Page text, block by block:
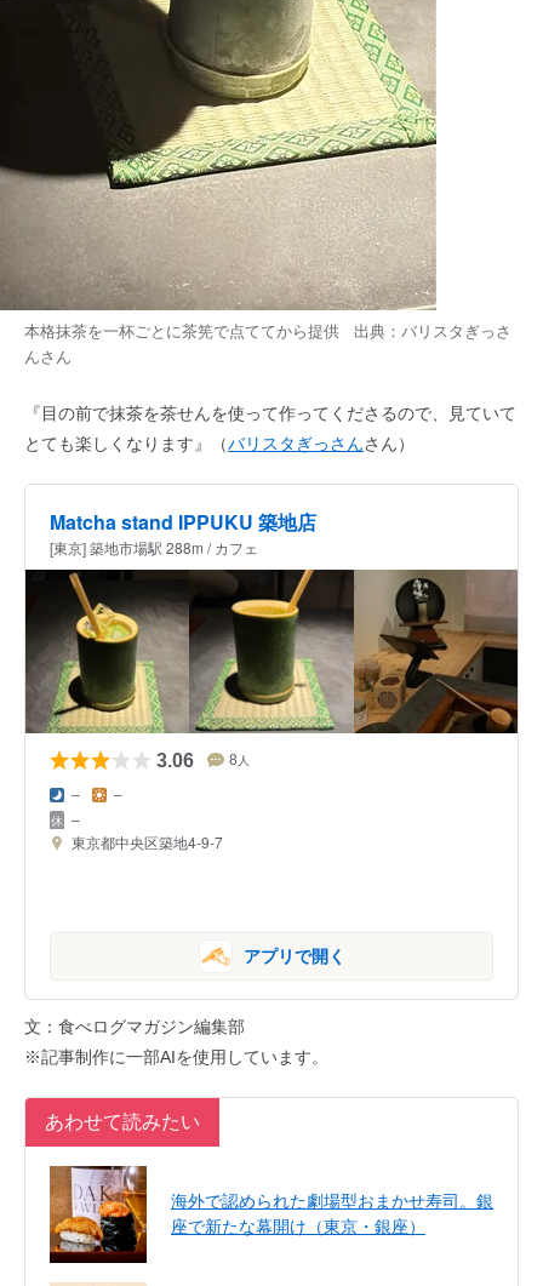
本格抹茶を一杯ごとに茶筅で点ててから提供 出典： バリスタぎっさ
んさん
『目の前で抹茶を茶せんを使って作ってくださるので、見ていて
とても楽しくなります』（バリスタぎっさんさん）
Matcha stand IPPUKU 築地店
[東京] 築地市場駅 288m / カフェ
3.06 8 人
– –
–
東京都中央区築地4-9-7
アプリで開く
文：食べログマガジン編集部
※記事制作に一部AIを使用しています。
あわせて読みたい
海外で認められた劇場型おまかせ寿司。銀
座で新たな幕開け（東京・銀座）